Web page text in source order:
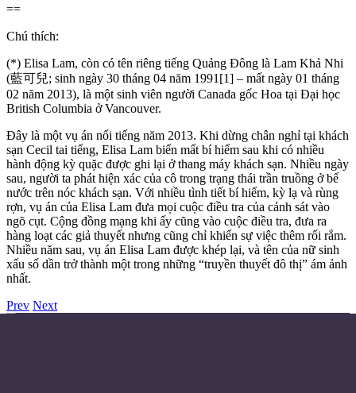
==
Chú thích:
(*) Elisa Lam, còn có tên riêng tiếng Quảng Đông là Lam Khả Nhi
(藍可兒; sinh ngày 30 tháng 04 năm 1991[1] – mất ngày 01 tháng
02 năm 2013), là một sinh viên người Canada gốc Hoa tại Đại học
British Columbia ở Vancouver.
Đây là một vụ án nổi tiếng năm 2013. Khi dừng chân nghỉ tại khách
sạn Cecil tai tiếng, Elisa Lam biến mất bí hiểm sau khi có nhiều
hành động kỳ quặc được ghi lại ở thang máy khách sạn. Nhiều ngày
sau, người ta phát hiện xác của cô trong trạng thái trần truồng ở bể
nước trên nóc khách sạn. Với nhiều tình tiết bí hiểm, kỳ lạ và rùng
rợn, vụ án của Elisa Lam đưa mọi cuộc điều tra của cảnh sát vào
ngõ cụt. Cộng đồng mạng khi ấy cũng vào cuộc điều tra, đưa ra
hàng loạt các giả thuyết nhưng cũng chỉ khiến sự việc thêm rối rắm.
Nhiều năm sau, vụ án Elisa Lam được khép lại, và tên của nữ sinh
xấu số dần trở thành một trong những “truyền thuyết đô thị” ám ảnh
nhất.
Prev Next